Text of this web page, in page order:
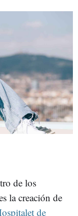
de los
la creación de
de